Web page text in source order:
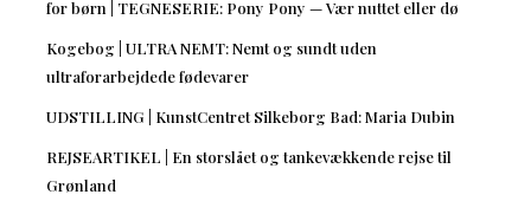
for børn | TEGNESERIE: Pony Pony — Vær nuttet eller dø
Kogebog | ULTRA NEMT: Nemt og sundt uden
ultraforarbejdede fødevarer
UDSTILLING | KunstCentret Silkeborg Bad: Maria Dubin
REJSEARTIKEL | En storslået og tankevækkende rejse til
Grønland